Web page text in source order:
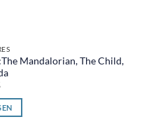
Mandalorian, The Child,